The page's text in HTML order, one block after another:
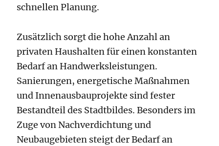
schnellen Planung.
Zusätzlich sorgt die hohe Anzahl an
privaten Haushalten für einen konstanten
Bedarf an Handwerksleistungen.
Sanierungen, energetische Maßnahmen
und Innenausbauprojekte sind fester
Bestandteil des Stadtbildes. Besonders im
Zuge von Nachverdichtung und
Neubaugebieten steigt der Bedarf an